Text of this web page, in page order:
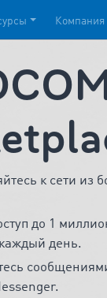
Компания
к сети из
до 1
день.